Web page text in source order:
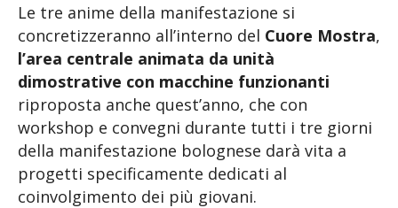
Le tre anime della manifestazione si
concretizzeranno all’interno del Cuore Mostra,
l’area centrale animata da unità
dimostrative con macchine funzionanti
riproposta anche quest’anno, che con
workshop e convegni durante tutti i tre giorni
della manifestazione bolognese darà vita a
progetti specificamente dedicati al
coinvolgimento dei più giovani.